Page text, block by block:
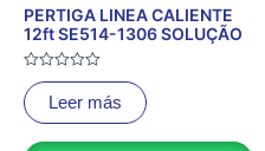
PERTIGA LINEA CALIENTE
12ft SE514-1306 SOLUÇÃO
Valorado
con
0
de
Leer más